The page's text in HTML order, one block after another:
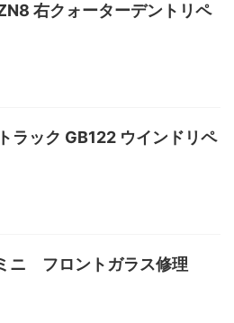
右クォーターデントリペ
ラック GB122 ウインドリペ
ニ フロントガラス修理